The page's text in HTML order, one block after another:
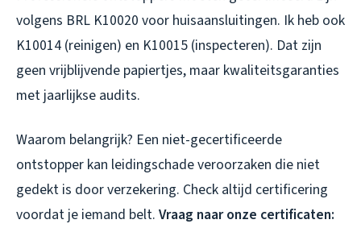
volgens BRL K10020 voor huisaansluitingen. Ik heb ook
K10014 (reinigen) en K10015 (inspecteren). Dat zijn
geen vrijblijvende papiertjes, maar kwaliteitsgaranties
met jaarlijkse audits.
Waarom belangrijk? Een niet-gecertificeerde
ontstopper kan leidingschade veroorzaken die niet
gedekt is door verzekering. Check altijd certificering
voordat je iemand belt. Vraag naar onze certificaten: